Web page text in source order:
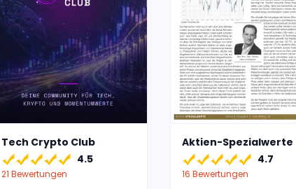
Tech Crypto Club
4.5
21 Bewertungen
Aktien-Spezialwerte
4.7
16 Bewertungen